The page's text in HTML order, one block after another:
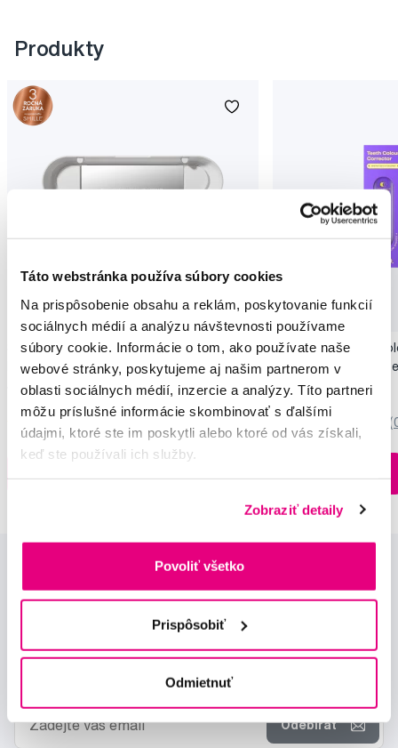
Táto webstránka používa súbory cookies
Na prispôsobenie obsahu a reklám, poskytovanie funkcií
sociálnych médií a analýzu návštevnosti používame
súbory cookie. Informácie o tom, ako používate naše
webové stránky, poskytujeme aj našim partnerom v
oblasti sociálnych médií, inzercie a analýzy. Títo partneri
môžu príslušné informácie skombinovať s ďalšími
údajmi, ktoré ste im poskytli alebo ktoré od vás získali,
keď ste používali ich služby.
Zobraziť detaily
Povoliť všetko
Prispôsobiť
Odmietnuť
Produkty
Akcia
SMILLE Sonic Brush - Prémiová sonická
kefka s kónickými vláknami SANGI, biela
149,99 €
Na sklade > 5 ks
Ihneď v3 prodejnách
Novinka
Pop Instant Teeth
pre okamžitý bieliaci
10,90 €
Odebírat